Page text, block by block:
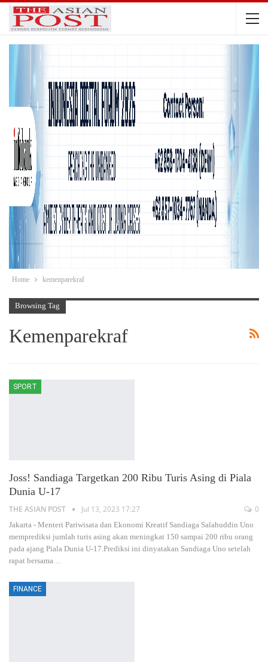
Home kemenparekraf
Browsing Tag
Kemenparekraf
SPORT
Joss! Sandiaga Targetkan 200 Ribu Turis Asing di Piala
Dunia U-17
THE ASIAN POST Jul 13, 2023 17:27 0
Jakarta - Menteri Pariwisata dan Ekonomi Kreatif Sandiaga Salahuddin Uno
memprediksi jumlah turis asing akan meningkat 150 sampai 200 ribu orang
pada ajang Piala Dunia U-17.Prediksi ini dinyatakan Sandiaga Uno setelah
rapat bersama
FINANCE